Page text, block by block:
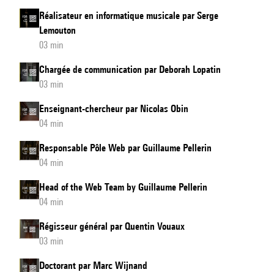
Réalisateur en informatique musicale par Serge
Lemouton
03 min
Chargée de communication par Deborah Lopatin
03 min
Enseignant-chercheur par Nicolas Obin
04 min
Responsable Pôle Web par Guillaume Pellerin
04 min
Head of the Web Team by Guillaume Pellerin
04 min
Régisseur général par Quentin Vouaux
03 min
Doctorant par Marc Wijnand